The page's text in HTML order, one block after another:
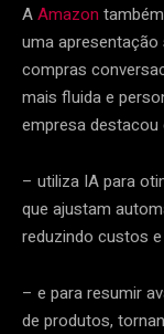
AAmazon
uma
compras
mais fluida e
empresa destacou
– utiliza IA para
que ajustam
reduzindo custos
– e para resumir
de produtos,